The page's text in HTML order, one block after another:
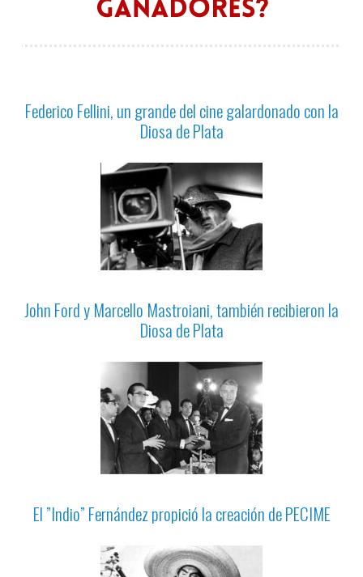
Federico Fellini, un grande del cine galardonado con la
Diosa de Plata
John Ford y Marcello Mastroiani, también recibieron la
Diosa de Plata
El ”Indio” Fernández propició la creación de PECIME